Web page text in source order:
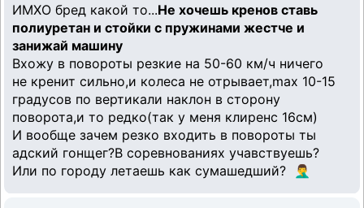
ИМХО бред какой то...Не хочешь кренов ставь
полиуретан и стойки с пружинами жестче и
занижай машину
Вхожу в повороты резкие на 50-60 км/ч ничего
не кренит сильно,и колеса не отрывает,max 10-15
градусов по вертикали наклон в сторону
поворота,и то редко(так у меня клиренс 16см)
И вообще зачем резко входить в повороты ты
адский гонщег?В соревнованиях учавствуешь?
Или по городу летаешь как сумашедший? 🤦‍♂️